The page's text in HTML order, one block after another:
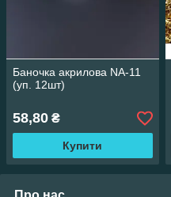
Баночка акрилова NA-11
(уп. 12шт)
58,80 ₴
Купити